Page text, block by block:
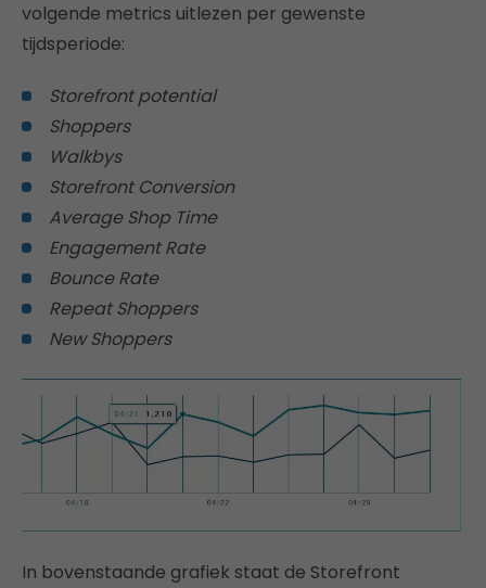
volgende metrics uitlezen per gewenste
tijdsperiode:
Storefront potential
Shoppers
Walkbys
Storefront Conversion
Average Shop Time
Engagement Rate
Bounce Rate
Repeat Shoppers
New Shoppers
In bovenstaande grafiek staat de Storefront